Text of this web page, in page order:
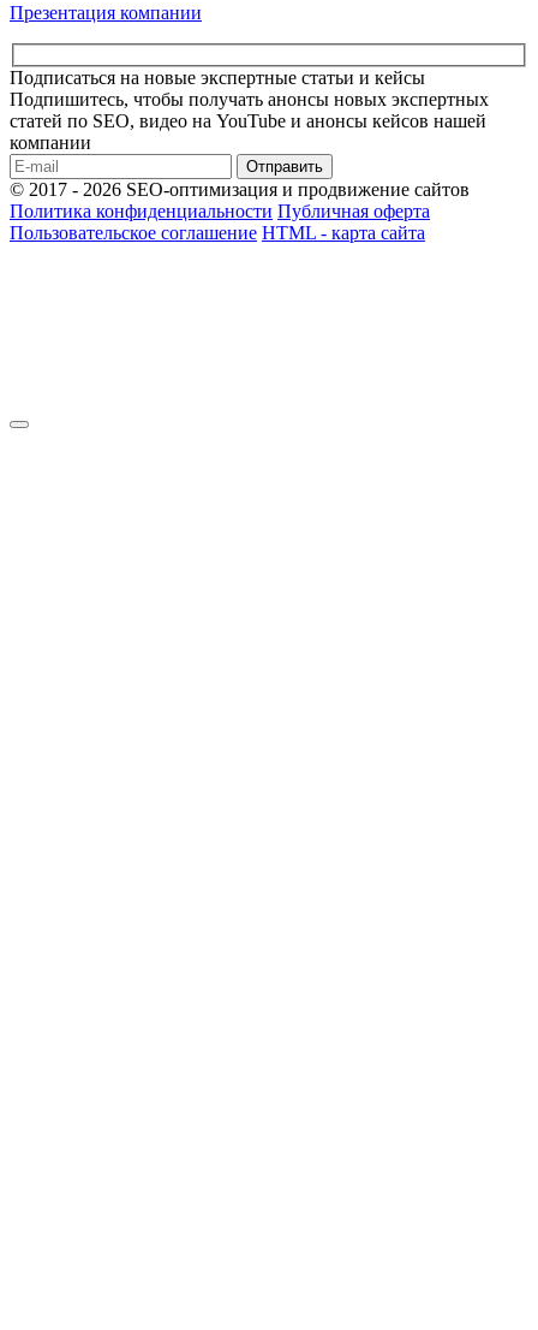
Презентация компании
Подписаться на новые экспертные статьи и кейсы
Подпишитесь, чтобы получать анонсы новых экспертных
статей по SEO, видео на YouTube и анонсы кейсов нашей
компании
Отправить
© 2017 - 2026 SEO-оптимизация и продвижение сайтов
Политика конфиденциальности Публичная оферта
Пользовательское соглашение HTML - карта сайта